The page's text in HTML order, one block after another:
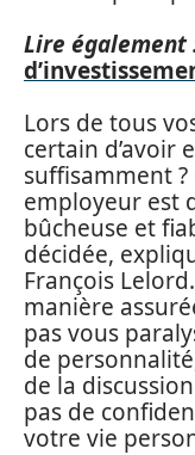
Lire également
Lors de tous
certain d’avoir
suffisamment
employeur est
bûcheuse et
décidée,
François
manière
pas vous
de
de la
pas de
votre vie